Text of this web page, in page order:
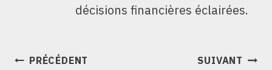
décisions financières éclairées.
NAVIGATION
PRÉCÉDENT SUIVANT